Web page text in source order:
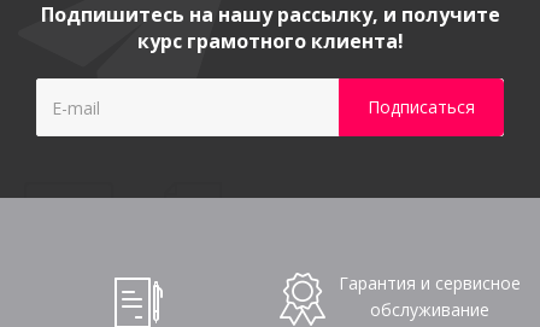
Подпишитесь на нашу рассылку, и получите
курс грамотного клиента!
Гарантия и сервисное
обслуживание